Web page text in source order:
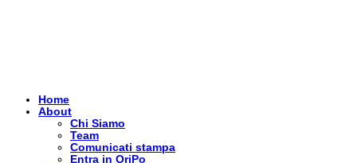
Home
About
Chi Siamo
Team
Comunicati stampa
Entra in OriPo